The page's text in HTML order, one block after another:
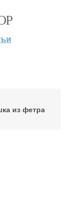
из фетра